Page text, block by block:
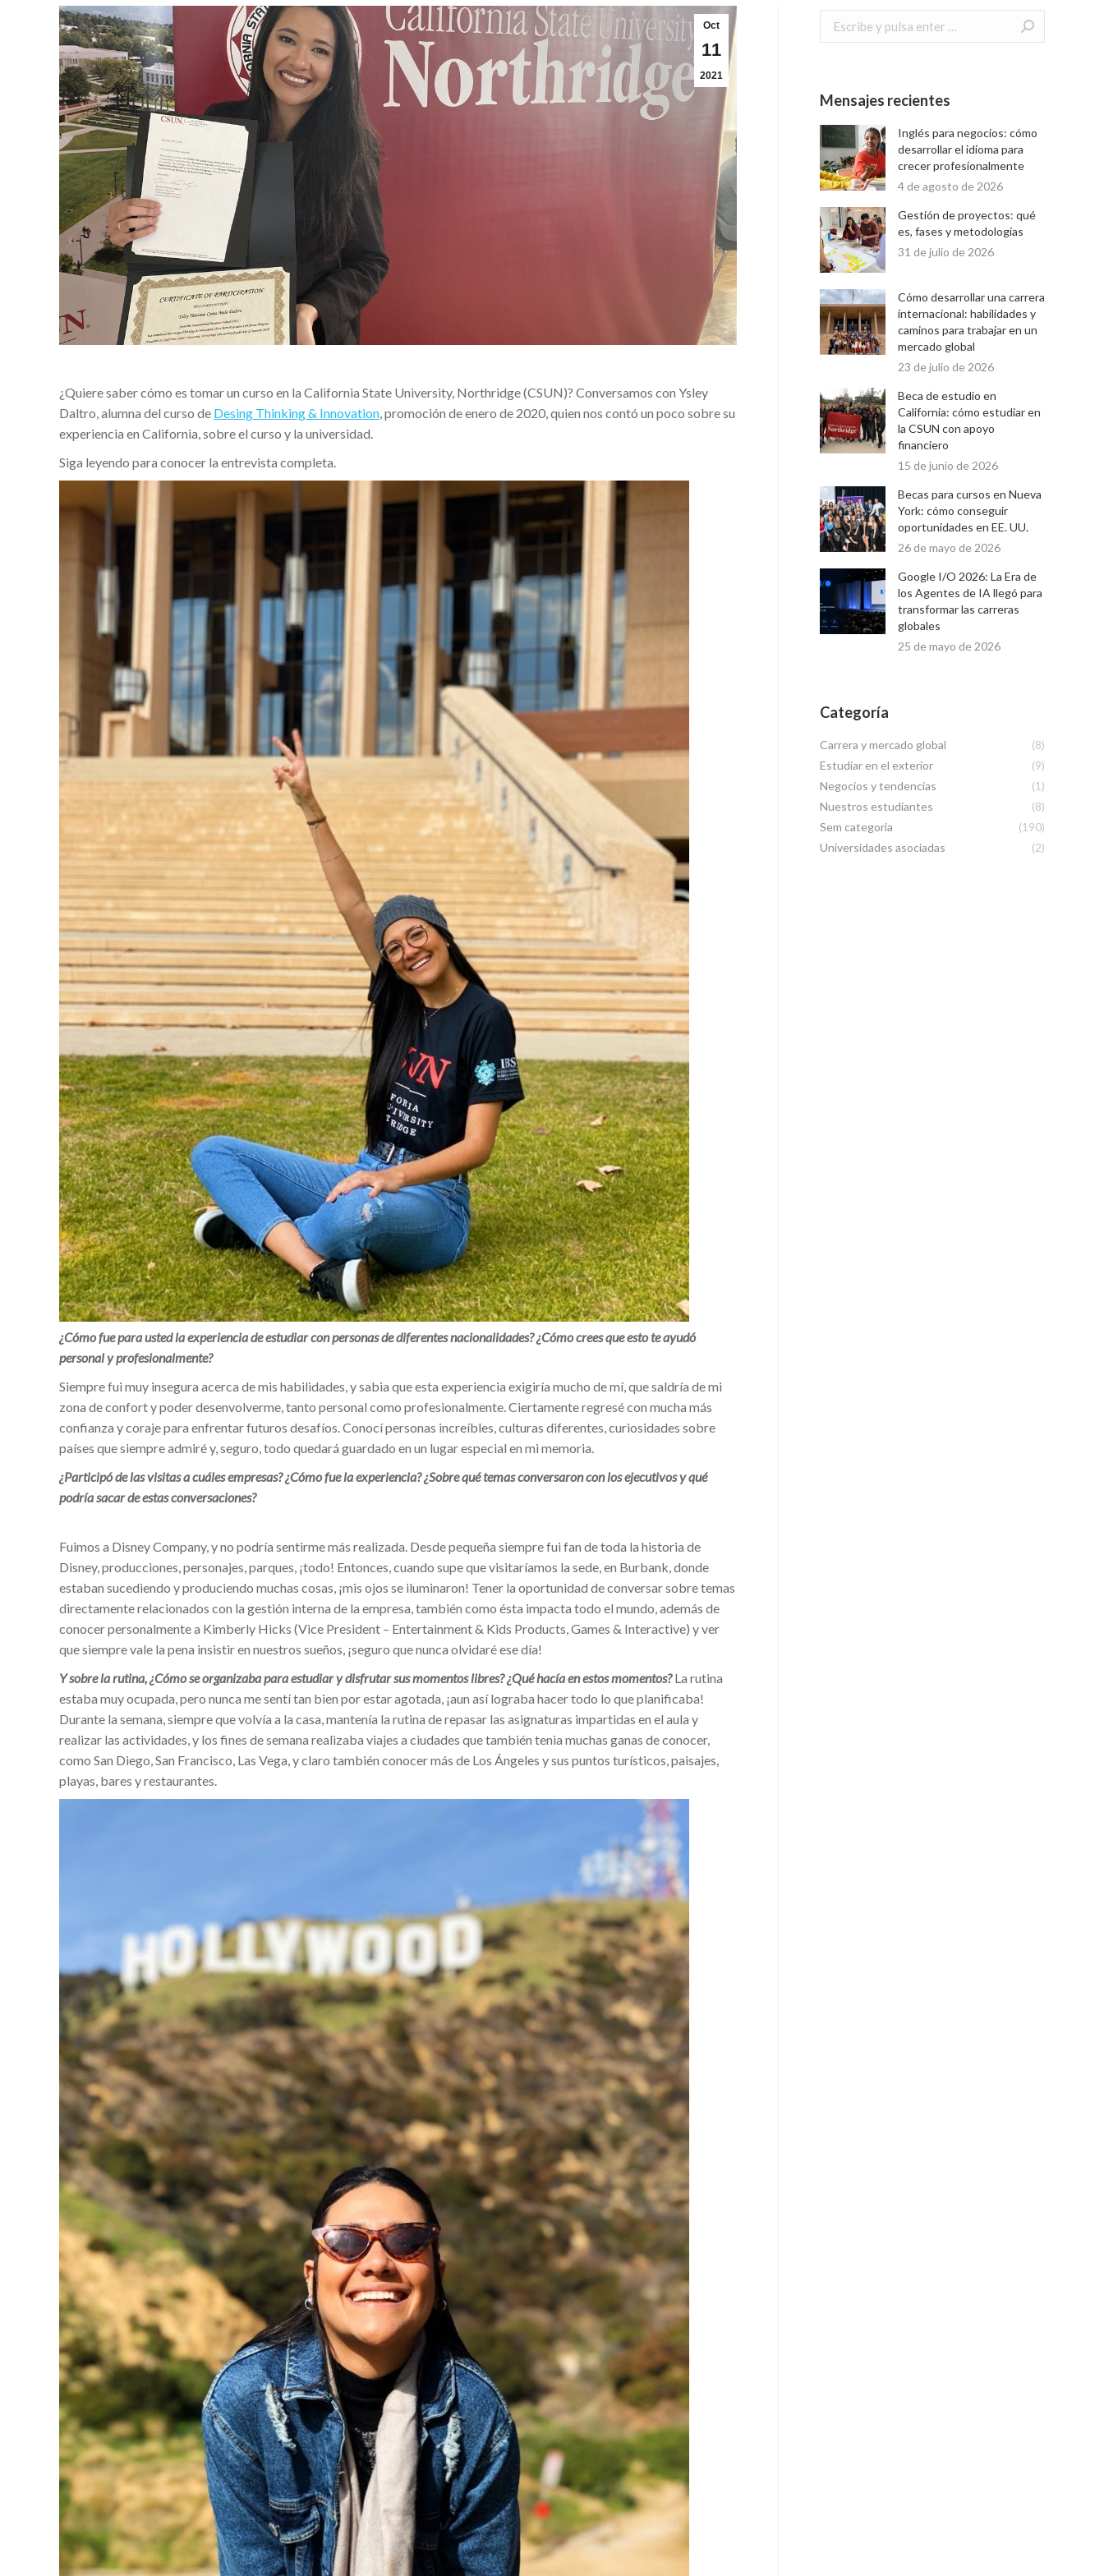
Oct
11
2021
¿Quiere saber cómo es tomar un curso en la California State University, Northridge (CSUN)? Conversamos con Ysley
Daltro, alumna del curso de Desing Thinking & Innovation , promoción de enero de 2020, quien nos contó un poco sobre su
experiencia en California, sobre el curso y la universidad.
Siga leyendo para conocer la entrevista completa.
¿Cómo fue para usted la experiencia de estudiar con personas de diferentes nacionalidades? ¿Cómo crees que esto te ayudó
personal y profesionalmente?
Siempre fui muy insegura acerca de mis habilidades, y sabia que esta experiencia exigiría mucho de mí, que saldría de mi
zona de confort y poder desenvolverme, tanto personal como profesionalmente. Ciertamente regresé con mucha más
confianza y coraje para enfrentar futuros desafíos. Conocí personas increíbles, culturas diferentes, curiosidades sobre
países que siempre admiré y, seguro, todo quedará guardado en un lugar especial en mi memoria.
¿Participó de las visitas a cuáles empresas?¿Cómo fue la experiencia? ¿Sobre qué temas conversaron con los ejecutivos y qué
podría sacar de estas conversaciones?
Fuimos a Disney Company, y no podría sentirme más realizada. Desde pequeña siempre fui fan de toda la historia de
Disney, producciones, personajes, parques, ¡todo! Entonces, cuando supe que visitaríamos la sede, en Burbank, donde
estaban sucediendo y produciendo muchas cosas, ¡mis ojos se iluminaron! Tener la oportunidad de conversar sobre temas
directamente relacionados con la gestión interna de la empresa, también como ésta impacta todo el mundo, además de
conocer personalmente a Kimberly Hicks (Vice President – Entertainment & Kids Products, Games & Interactive) y ver
que siempre vale la pena insistir en nuestros sueños, ¡seguro que nunca olvidaré ese día!
Y sobre la rutina, ¿Cómo se organizaba para estudiar y disfrutar sus momentos libres? ¿Qué hacía en estos momentos?La rutina
estaba muy ocupada, pero nunca me sentí tan bien por estar agotada, ¡aun así lograba hacer todo lo que planificaba!
Durante la semana, siempre que volvía a la casa, mantenía la rutina de repasar las asignaturas impartidas en el aula y
realizar las actividades, y los fines de semana realizaba viajes a ciudades que también tenia muchas ganas de conocer,
como San Diego, San Francisco, Las Vega, y claro también conocer más de Los Ángeles y sus puntos turísticos, paisajes,
playas, bares y restaurantes.
Mensajes recientes
Inglés para negocios: cómo
desarrollar el idioma para
crecer profesionalmente
4 de agosto de 2026
Gestión de proyectos: qué
es, fases y metodologías
31 de julio de 2026
Cómo desarrollar una carrera
internacional: habilidades y
caminos para trabajar en un
mercado global
23 de julio de 2026
Beca de estudio en
California: cómo estudiar en
la CSUN con apoyo
financiero
15 de junio de 2026
Becas para cursos en Nueva
York: cómo conseguir
oportunidades en EE. UU.
26 de mayo de 2026
Google I/O 2026: La Era de
los Agentes de IA llegó para
transformar las carreras
globales
25 de mayo de 2026
Categoría
Carrera y mercado global
(8)
Estudiar en el exterior
(9)
Negocios y tendencias
(1)
Nuestros estudiantes
(8)
Sem categoria
(190)
Universidades asociadas
(2)